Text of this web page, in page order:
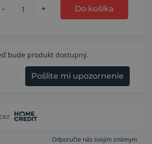
- + Do košíka
bude produkt dostupný.
Pošlite mi upozornenie
Odporučte nás svojím známym